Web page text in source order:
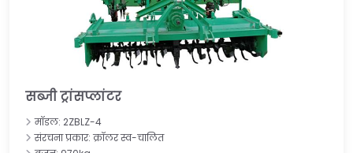
सब्जी ट्रांसप्लांटर
मॉडल: 2ZBLZ-4
संरचना प्रकार: क्रॉलर स्व-चालित